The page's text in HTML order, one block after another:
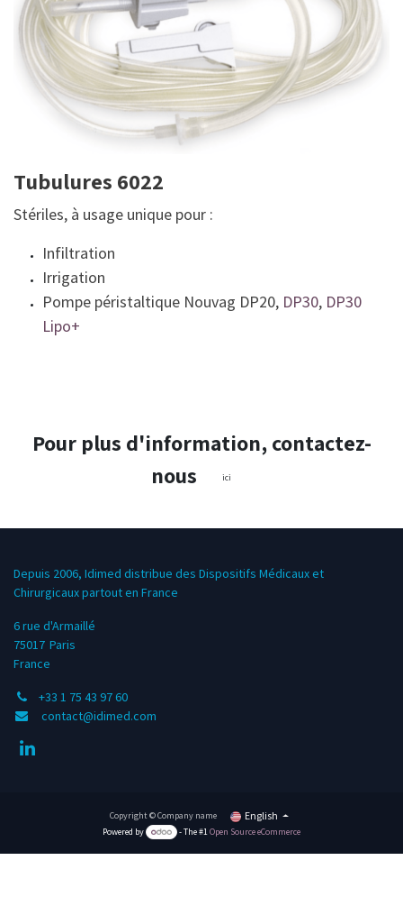
Tubulures 6022
Stériles, à usage unique pour :
Infiltration
Irrigation
Pompe péristaltique Nouvag DP20, DP30, DP30
Lipo+
Pour plus d'information, contactez-
nous
ici
Depuis 2006, Idimed distribue des Dispositifs Médicaux et
Chirurgicaux partout en France
6 rue d'Armaillé
75017 Paris
France
+33 1 75 43 97 60
contact@idimed.com
Copyright © Company name English
Powered by - The #1Open Source eCommerce